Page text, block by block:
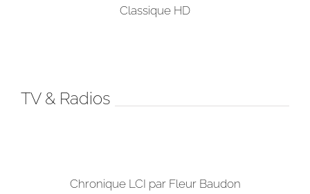
Classique HD
TV & Radios
Chronique LCI par Fleur Baudon